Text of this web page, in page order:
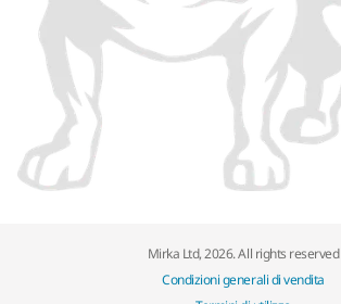
Mirka Ltd, 2026. All rights reserved
Condizioni generali di vendita